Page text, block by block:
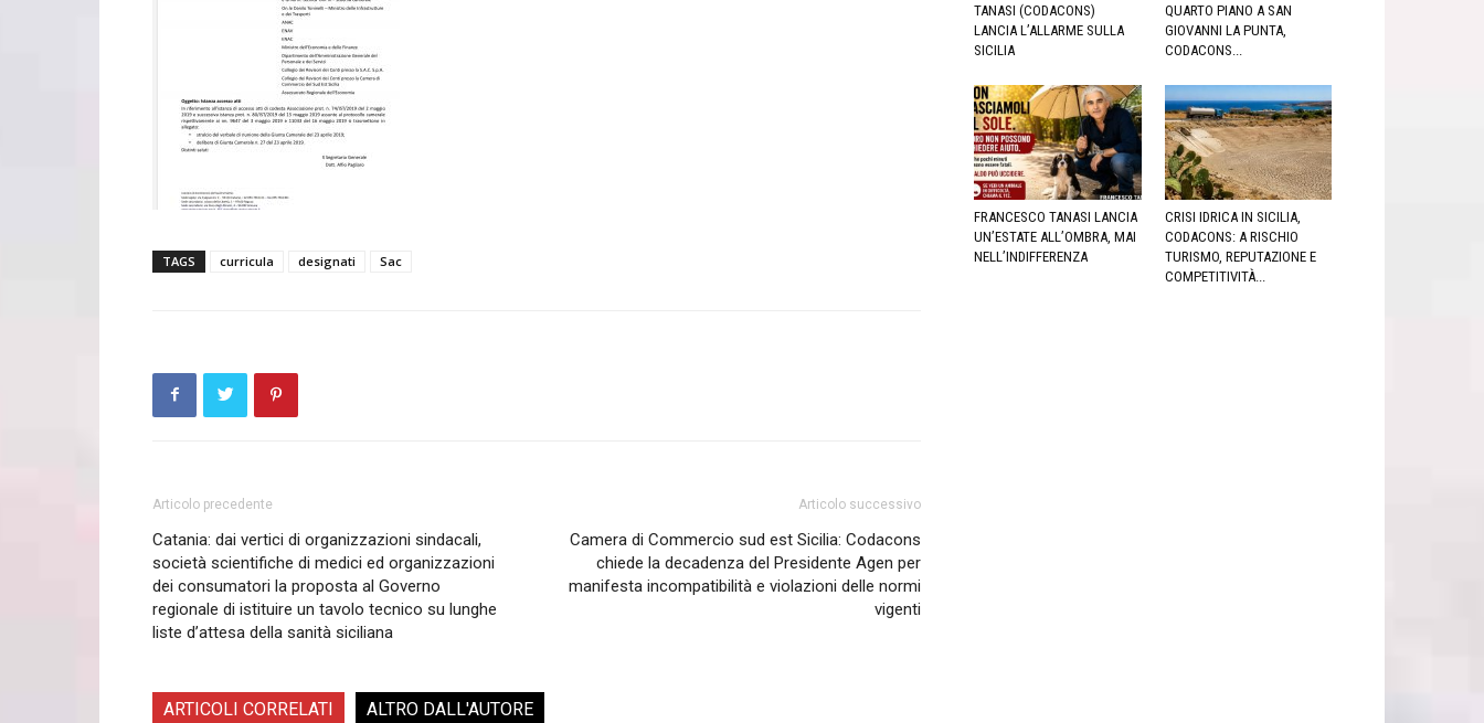
TAGS curricula designati Sac
Articolo precedente
Catania: dai vertici di organizzazioni sindacali,
società scientifiche di medici ed organizzazioni
dei consumatori la proposta al Governo
regionale di istituire un tavolo tecnico su lunghe
liste d’attesa della sanità siciliana
Articolo successivo
Camera di Commercio sud est Sicilia: Codacons
chiede la decadenza del Presidente Agen per
manifesta incompatibilità e violazioni delle normi
vigenti
ARTICOLI CORRELATI ALTRO DALL'AUTORE
TANASI (CODACONS)
LANCIA L’ALLARME SULLA
SICILIA
QUARTO PIANO A SAN
GIOVANNI LA PUNTA,
CODACONS...
FRANCESCO TANASI LANCIA
UN’ESTATE ALL’OMBRA, MAI
NELL’INDIFFERENZA
CRISI IDRICA IN SICILIA,
CODACONS: A RISCHIO
TURISMO, REPUTAZIONE E
COMPETITIVITÀ...